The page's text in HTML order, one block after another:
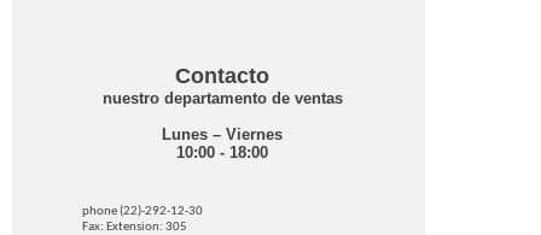
Contacto
nuestro departamento de ventas
Lunes – Viernes
10:00 - 18:00
phone (22)-292-12-30
Fax: Extension: 305